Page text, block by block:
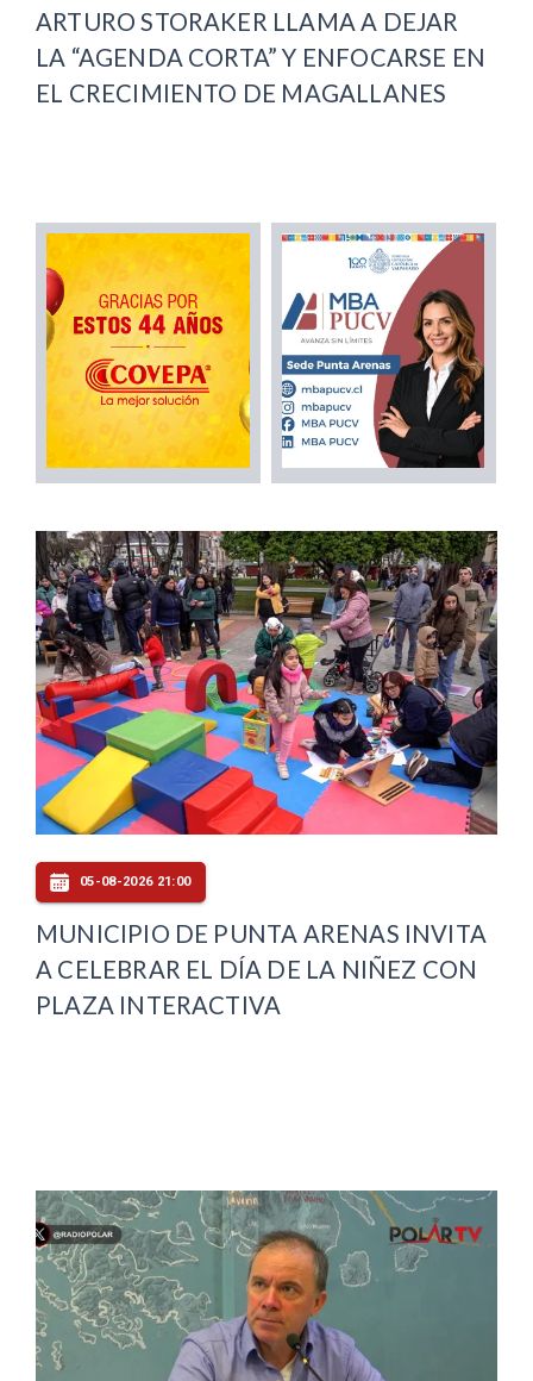
ARTURO STORAKER LLAMA A DEJAR
LA “AGENDA CORTA” Y ENFOCARSE EN
EL CRECIMIENTO DE MAGALLANES
05-08-2026 21:00
MUNICIPIO DE PUNTA ARENAS INVITA
A CELEBRAR EL DÍA DE LA NIÑEZ CON
PLAZA INTERACTIVA